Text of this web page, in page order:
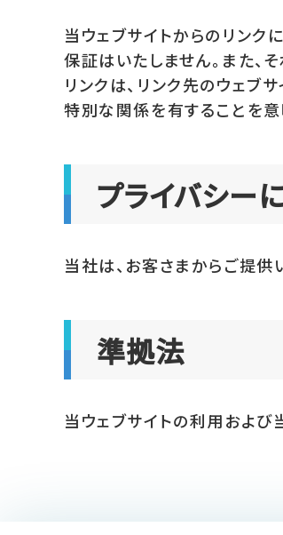
当ウェブサイトからのリンク
保証はいたしません。また、
リンクは、リンク先のウェブ
特別な関係を有することを意
プライバシー
当社は、お客さまからご提供
準拠法
当ウェブサイトの利用およ